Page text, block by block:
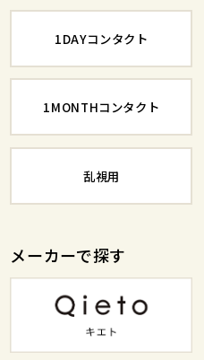
1DAYコンタクト
1MONTHコンタクト
乱視用
メーカーで探す